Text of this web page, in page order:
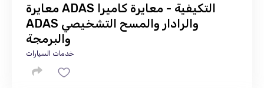
معايرة ADAS التكيفية - معايرة كاميرا
ADAS والرادار والمسح التشخيصي
والبرمجة
خدمات السيارات